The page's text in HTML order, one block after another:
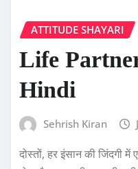
ATTITUDE SHAYARI
Life
Hindi
Sehrish Kiran
दोस्तों, हर इंसान की जिंदगी